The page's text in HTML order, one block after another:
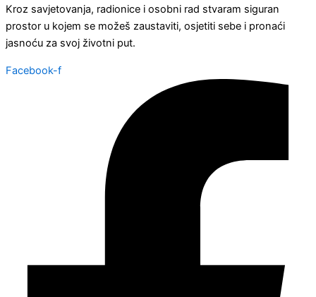
Kroz savjetovanja, radionice i osobni rad stvaram siguran
prostor u kojem se možeš zaustaviti, osjetiti sebe i pronaći
jasnoću za svoj životni put.
Facebook-f